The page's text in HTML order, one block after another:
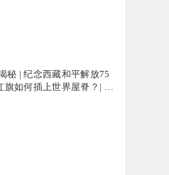
秘 | 纪念西藏和平解放75
旗如何插上世界屋脊？| 百